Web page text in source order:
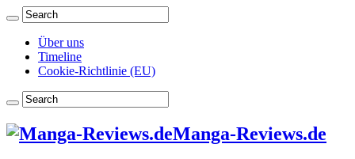
Über uns
Timeline
Cookie-Richtlinie (EU)
Manga-Reviews.de